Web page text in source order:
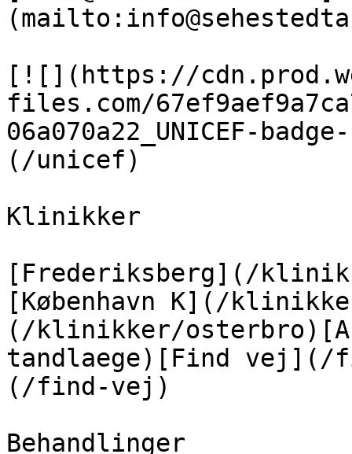
[![](https://
files.com/
06a070a22_UNICEF-
(/unicef)
Klinikker
[Frederiksberg](/
[København K](/
(/klinikker/
tandlaege)[Find vej](/
(/find-vej)
Behandlinger